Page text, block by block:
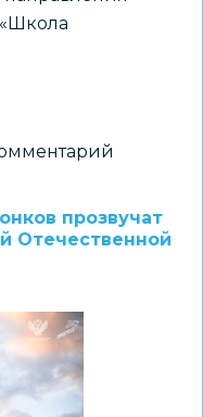
прозвучат
Отечественной